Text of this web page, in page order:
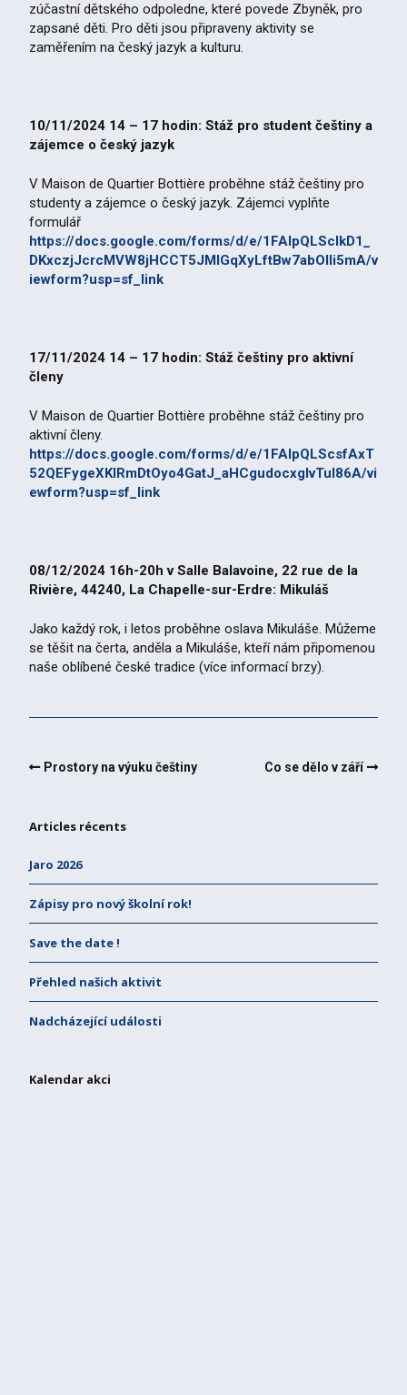
zúčastní dětského odpoledne, které povede Zbyněk, pro
zapsané děti. Pro děti jsou připraveny aktivity se
zaměřením na český jazyk a kulturu.
10/11/2024 14 – 17 hodin: Stáž pro student češtiny a
zájemce o český jazyk
V Maison de Quartier Bottière proběhne stáž češtiny pro
studenty a zájemce o český jazyk. Zájemci vyplňte
formulář
https://docs.google.com/forms/d/e/1FAIpQLSclkD1_
DKxczjJcrcMVW8jHCCT5JMIGqXyLftBw7abOlli5mA/v
iewform?usp=sf_link
17/11/2024 14 – 17 hodin: Stáž češtiny pro aktivní
členy
V Maison de Quartier Bottière proběhne stáž češtiny pro
aktivní členy.
https://docs.google.com/forms/d/e/1FAIpQLScsfAxT
52QEFygeXKlRmDtOyo4GatJ_aHCgudocxgIvTuI86A/vi
ewform?usp=sf_link
08/12/2024 16h-20h v Salle Balavoine, 22 rue de la
Rivière, 44240, La Chapelle-sur-Erdre: Mikuláš
Jako každý rok, i letos proběhne oslava Mikuláše. Můžeme
se těšit na čerta, anděla a Mikuláše, kteří nám připomenou
naše oblíbené české tradice (více informací brzy).
Prostory na výuku češtiny Co se dělo v září
Articles récents
Jaro 2026
Zápisy pro nový školní rok!
Save the date !
Přehled našich aktivit
Nadcházející události
Kalendar akci